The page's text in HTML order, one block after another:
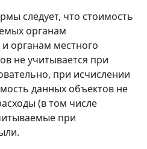
следует, что стоимость
органам
и органам местного
не учитывается при
при исчислении
данных объектов не
(в том числе
при